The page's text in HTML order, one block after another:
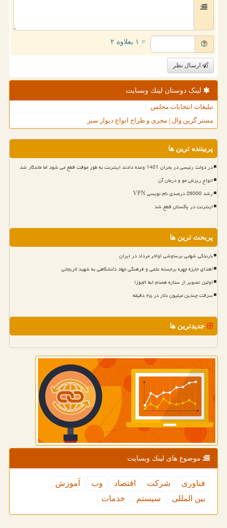
= ۱ بعلاوه ۲
ارسال نظر
لینک دوستان لینك وبسایت
تبلیغات انتخابات مجلس
مستر گرین وال | مجری و طراح انواع دیوار سبز
پربیننده ترین ها
در دولت رئیسی در بحران 1401 وعده دادند اینترنت به طور موقت قطع می شود اما ماندگار شد
انواع ریزش مو و درمان آن
رشد 26000 درصدی نام نویسی VPN
اینترنت در پاکستان قطع شد
پربحث ترین ها
بارندگی شهابی برساوشی اواخر مرداد در ایران
اهدای جایزه چهره برجسته علمی و فرهنگی جهاد دانشگاهی به شهید لاریجانی
اولین تصویر از ستاره همدم ابط الجوزا
سرقت چندین میلیون دلار در ۲۵ دقیقه
جدیدترین ها
موضوع های لینك وبسایت
فناوری شركت اقتصاد وب
آموزش
بین المللی
سیستم خدمات